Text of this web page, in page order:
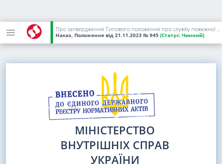
Про затвердження Типового положення про службу пожежної безпеки
Наказ, Положення від 21.11.2023 № 945 (Статус: Чинний)
МІНІСТЕРСТВО
ВНУТРІШНІХ СПРАВ
УКРАЇНИ